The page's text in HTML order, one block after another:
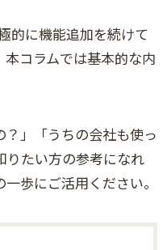
的に機能追加を続けて
コラムでは基本的な内
？」「うちの会社も使っ
りたい方の参考になれ
歩にご活用ください。